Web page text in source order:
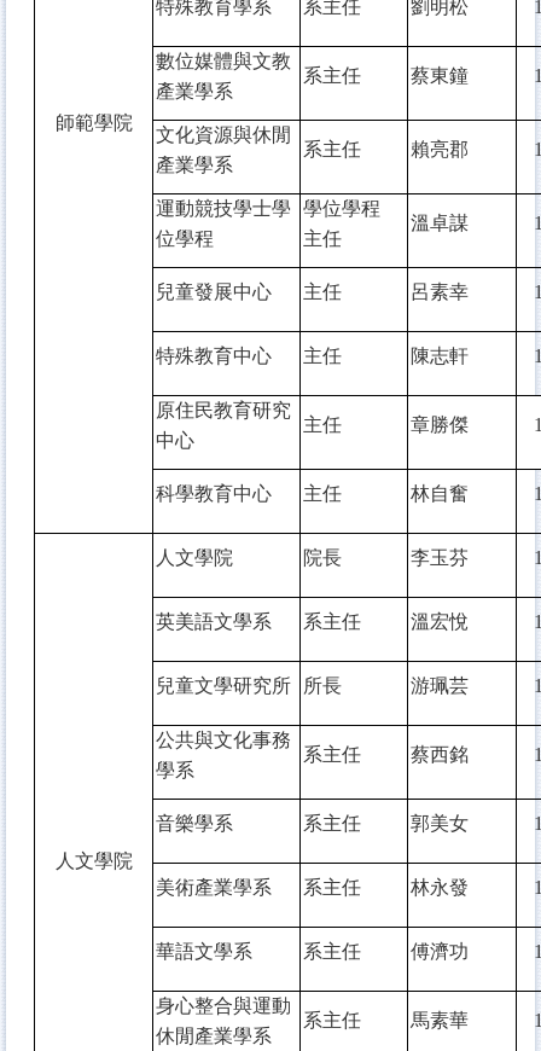
師範學院
特殊教育學系 系主任 劉明松
數位媒體與文教
產業學系
系主任 蔡東鐘
文化資源與休閒
產業學系
系主任 賴亮郡
運動競技學士學
位學程
學位學程
主任
溫卓謀
兒童發展中心 主任 呂素幸
特殊教育中心 主任 陳志軒
原住民教育研究
中心
主任 章勝傑
科學教育中心 主任 林自奮
人文學院
人文學院 院長 李玉芬
英美語文學系 系主任 溫宏悅
兒童文學研究所 所長 游珮芸
公共與文化事務
學系
系主任 蔡西銘
音樂學系 系主任 郭美女
美術產業學系 系主任 林永發
華語文學系 系主任 傅濟功
身心整合與運動
休閒產業學系
系主任 馬素華